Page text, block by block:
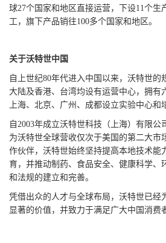
球27个国家和地区直接运营，下设11个生
工，旗下产品销往100多个国家和地区。
关于沃特世中国
自上世纪80年代进入中国以来，沃特世的
大陆及香港、台湾均设有运营中心，拥有
上海、北京、广州、成都设立实验中心和
自2003年成立沃特世科技（上海）有限
为沃特世全球营收仅次于美国的第二大市
作伙伴，沃特世始终坚持提高本地技术能
育，并推动制药、食品安全、健康科学、
和法规的建立和完善。
凭借出众的人才与全球布局，沃特世已经
显著的价值，并致力于满足广大中国消费